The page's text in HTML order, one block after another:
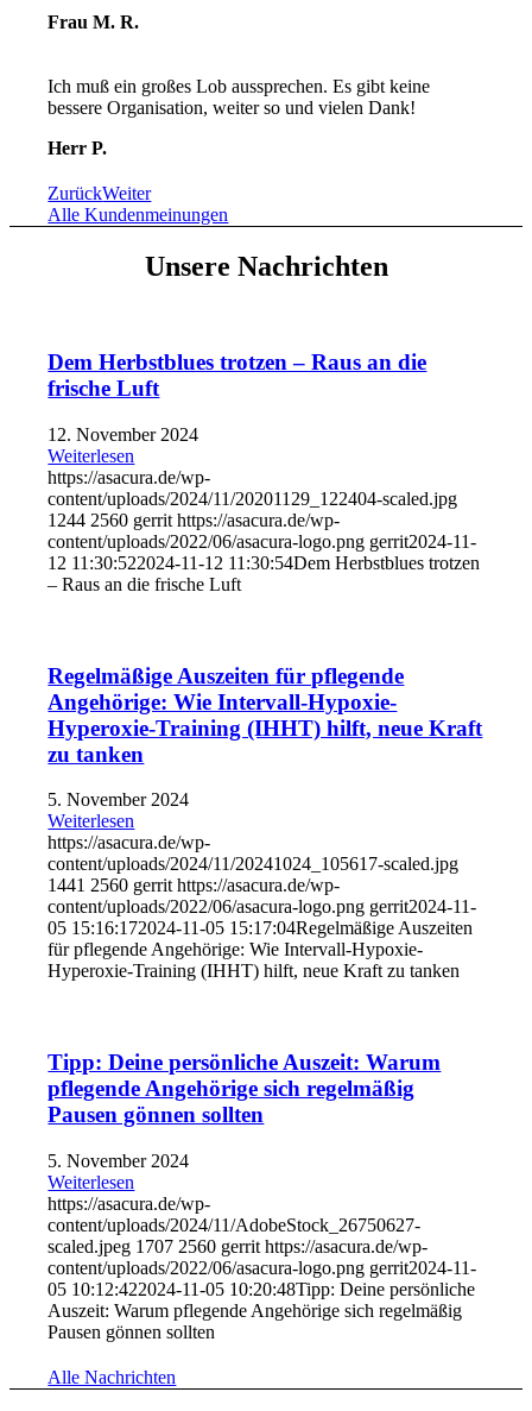
Frau M. R.
Ich muß ein großes Lob aussprechen. Es gibt keine
bessere Organisation, weiter so und vielen Dank!
Herr P.
ZurückWeiter
Alle Kundenmeinungen
Unsere Nachrichten
Dem Herbstblues trotzen – Raus an die
frische Luft
12. November 2024
Weiterlesen
https://asacura.de/wp-
content/uploads/2024/11/20201129_122404-scaled.jpg
1244 2560 gerrit https://asacura.de/wp-
content/uploads/2022/06/asacura-logo.png gerrit2024-11-
12 11:30:522024-11-12 11:30:54Dem Herbstblues trotzen
– Raus an die frische Luft
Regelmäßige Auszeiten für pflegende
Angehörige: Wie Intervall-Hypoxie-
Hyperoxie-Training (IHHT) hilft, neue Kraft
zu tanken
5. November 2024
Weiterlesen
https://asacura.de/wp-
content/uploads/2024/11/20241024_105617-scaled.jpg
1441 2560 gerrit https://asacura.de/wp-
content/uploads/2022/06/asacura-logo.png gerrit2024-11-
05 15:16:172024-11-05 15:17:04Regelmäßige Auszeiten
für pflegende Angehörige: Wie Intervall-Hypoxie-
Hyperoxie-Training (IHHT) hilft, neue Kraft zu tanken
Tipp: Deine persönliche Auszeit: Warum
pflegende Angehörige sich regelmäßig
Pausen gönnen sollten
5. November 2024
Weiterlesen
https://asacura.de/wp-
content/uploads/2024/11/AdobeStock_26750627-
scaled.jpeg 1707 2560 gerrit https://asacura.de/wp-
content/uploads/2022/06/asacura-logo.png gerrit2024-11-
05 10:12:422024-11-05 10:20:48Tipp: Deine persönliche
Auszeit: Warum pflegende Angehörige sich regelmäßig
Pausen gönnen sollten
Alle Nachrichten